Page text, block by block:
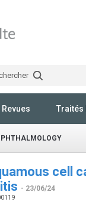
Revues Traités
cell
- 23/06/24